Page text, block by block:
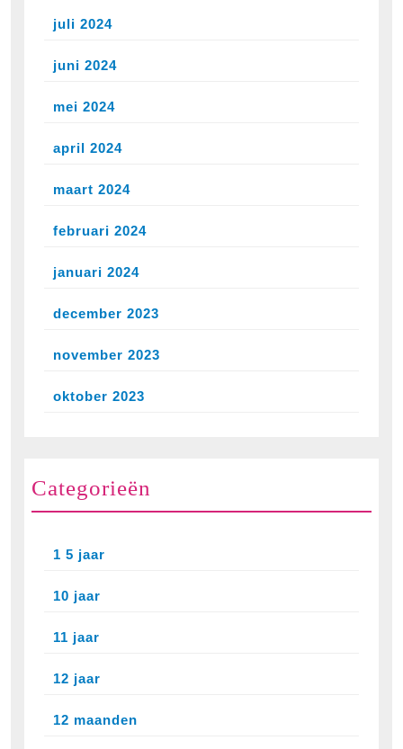
juli 2024
juni 2024
mei 2024
april 2024
maart 2024
februari 2024
januari 2024
december 2023
november 2023
oktober 2023
Categorieën
1 5 jaar
10 jaar
11 jaar
12 jaar
12 maanden